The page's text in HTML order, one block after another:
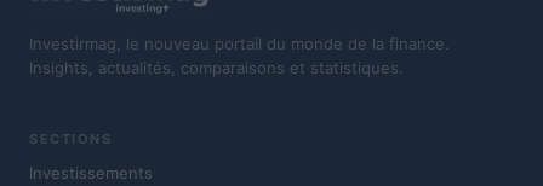
Investirmag, le nouveau portail du monde de la finance.
Insights, actualités, comparaisons et statistiques.
SECTIONS
Investissements